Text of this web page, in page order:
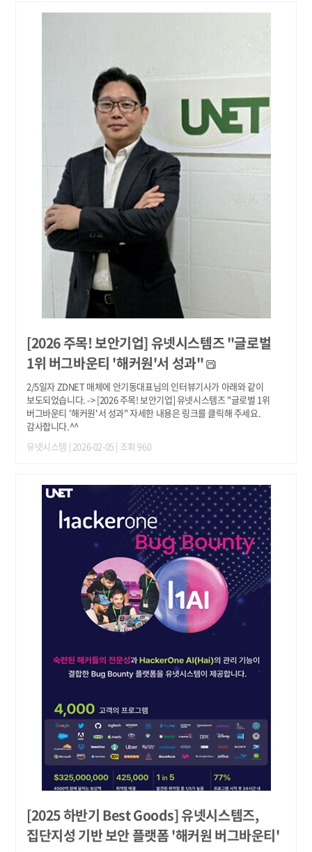
[2026 주목! 보안기업] 유넷시스템즈 "글로벌
1위 버그바운티 '해커원'서 성과"
2/5일자 ZDNET 매체에 안기동대표님의 인터뷰기사가 아래와 같이
보도되었습니다. -> [2026 주목! 보안기업] 유넷시스템즈 "글로벌 1위
버그바운티 '해커원'서 성과" 자세한 내용은 링크를 클릭해 주세요.
감사합니다.^^
유넷시스템 | 2026-02-05 | 조회 960
[2025 하반기 Best Goods] 유넷시스템즈,
집단지성 기반 보안 플랫폼 '해커원 버그바운티'